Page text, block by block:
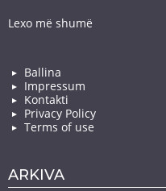
Lexo më shumë
Ballina
Impressum
Kontakti
Privacy Policy
Terms of use
ARKIVA